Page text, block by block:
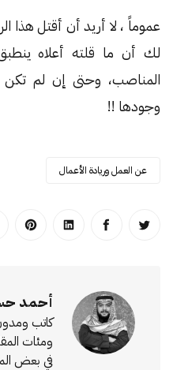
عموماً ، لا أريد أن أقتل هذا
لك أن ما قلته أعلاه
المناصب، وحتى إن لم تكن
وجودها !!
عن العمل وريادة الأعمال
انشر على تويترانشر على الفيسبوك
انشر علىانشر
أحمد
كاتب
ومئات
في بعض